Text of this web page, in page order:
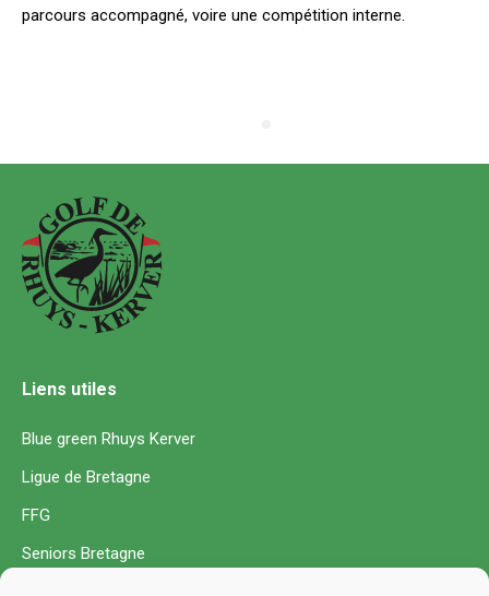
parcours accompagné, voire une compétition interne.
Liens utiles
Blue green Rhuys Kerver
Ligue de Bretagne
FFG
Seniors Bretagne